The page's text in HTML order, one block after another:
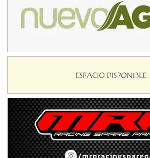
José Samuel Sánchez (Tierra)
Rufino (Santa Fe)
Juan Navarro (Asfalto)
COBERTURA ESPECIAL DE E-KART.COM.AR
IAME SERIES ARGENTINA 6
Ramiro Tot (Asfalto)
Baradero (Buenos Aires)
KDO - F6
Ciudad de Trenque Lauquen (Asfalto)